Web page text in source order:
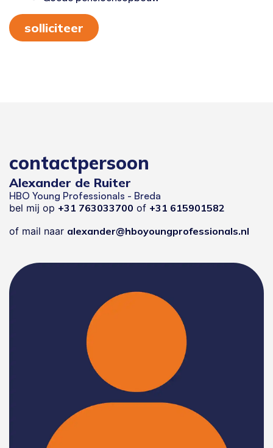
solliciteer
contactpersoon
Alexander de Ruiter
HBO Young Professionals - Breda
bel mij op +31 763033700 of +31 615901582
of mail naar alexander@hboyoungprofessionals.nl